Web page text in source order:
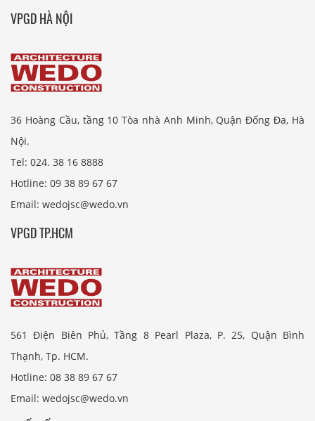
VPGD HÀ NỘI
36 Hoàng Cầu, tầng 10 Tòa nhà Anh Minh, Quận Đống Đa, Hà
Nội.
Tel: 024. 38 16 8888
Hotline: 09 38 89 67 67
Email: wedojsc@wedo.vn
VPGD TP.HCM
561 Điện Biên Phủ, Tầng 8 Pearl Plaza, P. 25, Quận Bình
Thạnh, Tp. HCM.
Hotline: 08 38 89 67 67
Email: wedojsc@wedo.vn